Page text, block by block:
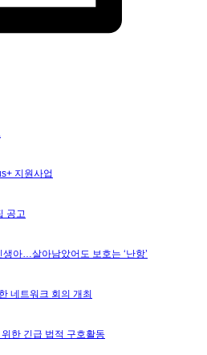
지원사업
공고
아…살아남았어도 보호는 ‘난항’
네트워크 회의 개최
한 긴급 법적 구호활동